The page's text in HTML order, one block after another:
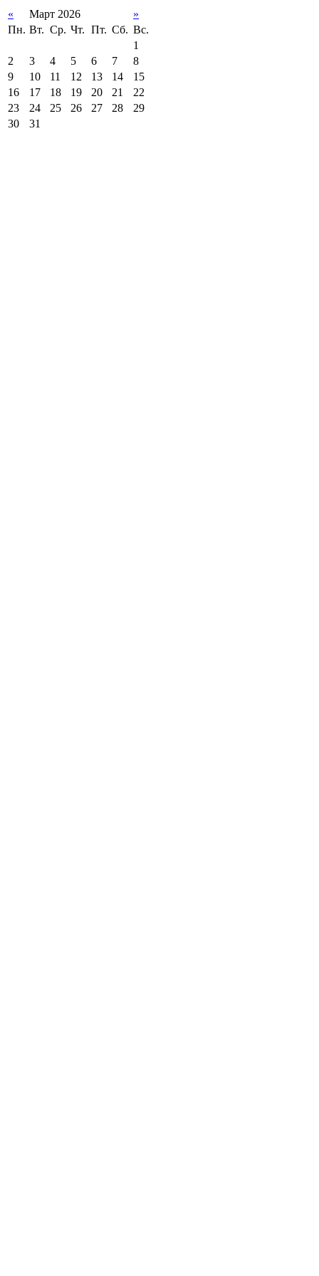
« Март 2026
»
Пн. Вт. Ср. Чт. Пт. Сб. Вс.
1
2
3 4 5 6 7
8
9
10 11 12 13 14
15
16
17 18 19 20 21
22
23
24 25 26 27 28
29
30
31